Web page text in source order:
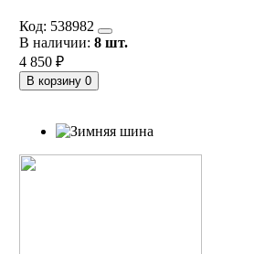
Код: 538982
В наличии: 8 шт.
4 850 ₽
В корзину 0